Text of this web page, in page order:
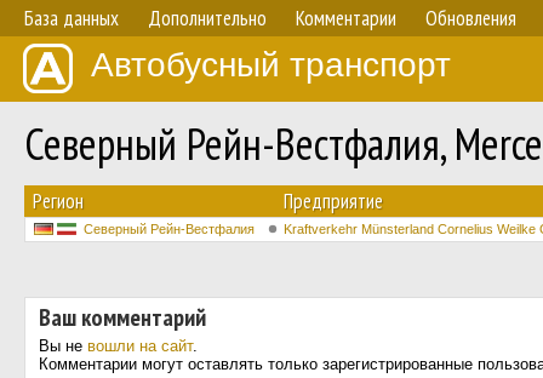
База данных Дополнительно Комментарии Обновления
Автобусный транспорт
Северный Рейн-Вестфалия,
Регион Предприятие
Северный Рейн-Вестфалия Kraftverkehr Münsterland Cornelius Weilke
Ваш комментарий
Вы не вошли на сайт.
Комментарии могут оставлять только зарегистрированные